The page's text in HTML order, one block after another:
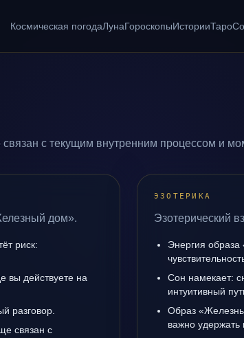
Космическая погодаЛунаГороскопыИсторииТаро
с текущим внутренним процессом и
дом».
риск:
вы действуете на
разговор.
связан с
ЭЗОТЕРИКА
Эзотерический
Энергия
Сон намекает:
интуитивный
Образ
важно удержать